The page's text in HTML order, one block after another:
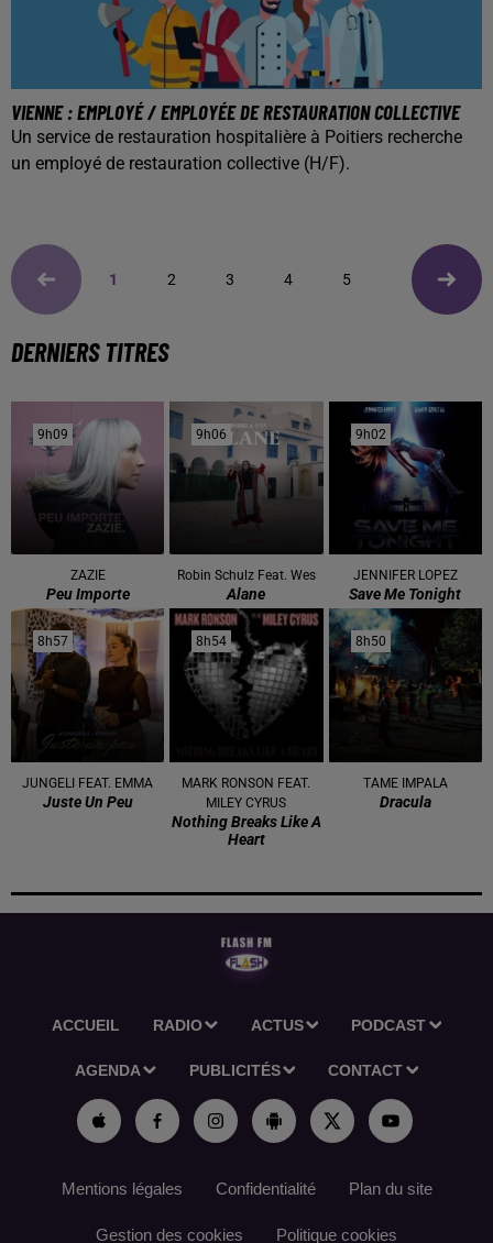
VIENNE : EMPLOYÉ / EMPLOYÉE DE RESTAURATION COLLECTIVE
Un service de restauration hospitalière à Poitiers recherche
un employé de restauration collective (H/F).
1 2 3 4 5
DERNIERS TITRES
9h09
9h09
ZAZIE
Peu Importe
9h06
9h06
Robin Schulz Feat. Wes
Alane
9h02
9h02
JENNIFER LOPEZ
Save Me Tonight
8h57
8h57
JUNGELI FEAT. EMMA
Juste Un Peu
8h54
8h54
MARK RONSON FEAT.
MILEY CYRUS
Nothing Breaks Like A
Heart
8h50
8h50
TAME IMPALA
Dracula
ACCUEIL RADIO ACTUS PODCAST
AGENDA PUBLICITÉS CONTACT
Mentions légales Confidentialité Plan du site
Gestion des cookies Politique cookies